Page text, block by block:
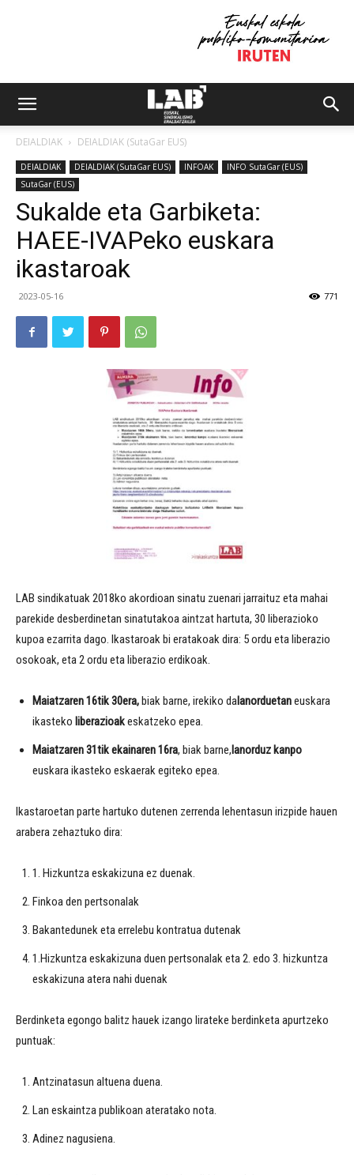
DEIALDIAK DEIALDIAK (SutaGar EUS)
DEIALDIAK DEIALDIAK (SutaGar EUS) INFOAK
INFO SutaGar (EUS)
SutaGar (EUS)
Sukalde eta Garbiketa:
HAEE-IVAPeko euskara
ikastaroak
2023-05-16 771
LAB sindikatuak 2018ko akordioan sinatu zuenari jarraituz eta mahai
parekide desberdinetan sinatutakoa aintzat hartuta, 30 liberazioko
kupoa ezarrita dago. Ikastaroak bi eratakoak dira: 5 ordu eta liberazio
osokoak, eta 2 ordu eta liberazio erdikoak.
Maiatzaren 16tik 30era,biak barne, irekiko dalanorduetaneuskara
ikasteko liberazioakeskatzeko epea.
Maiatzaren 31tik ekainaren 16ra, biak barne,lanorduz kanpo
euskara ikasteko eskaerak egiteko epea.
Ikastaroetan parte hartuko dutenen zerrenda lehentasun irizpide hauen
arabera zehaztuko dira:
1. Hizkuntza eskakizuna ez duenak.
Finkoa den pertsonalak
Bakantedunek eta errelebu kontratua dutenak
1.Hizkuntza eskakizuna duen pertsonalak eta 2. edo 3. hizkuntza
eskakizuna atera nahi duenak
Berdinketa egongo balitz hauek izango lirateke berdinketa apurtzeko
puntuak:
Antzinatasun altuena duena.
Lan eskaintza publikoan ateratako nota.
Adinez nagusiena.